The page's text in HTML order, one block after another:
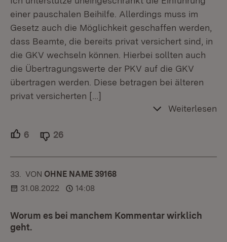
einer pauschalen Beihilfe. Allerdings muss im
Gesetz auch die Möglichkeit geschaffen werden,
dass Beamte, die bereits privat versichert sind, in
die GKV wechseln können. Hierbei sollten auch
die Übertragungswerte der PKV auf die GKV
übertragen werden. Diese betragen bei älteren
privat versicherten […]
Weiterlesen
6 Unterstützer.
26
33. KOMMENTAR
VON :OHNE NAME 39168
31.08.2022
14:08
Worum es bei manchem Kommentar wirklich
geht.